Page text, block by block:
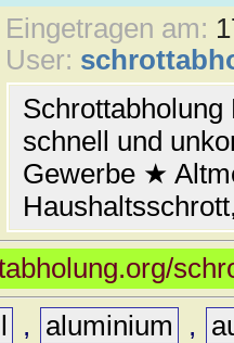
Eingetragen am:
User:
schnell und
Gewerbe ★
, aluminium ,